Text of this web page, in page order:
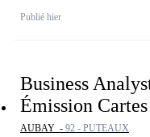
Publié hier
Business
Émission
AUBAY - 92 - PUTEAUX